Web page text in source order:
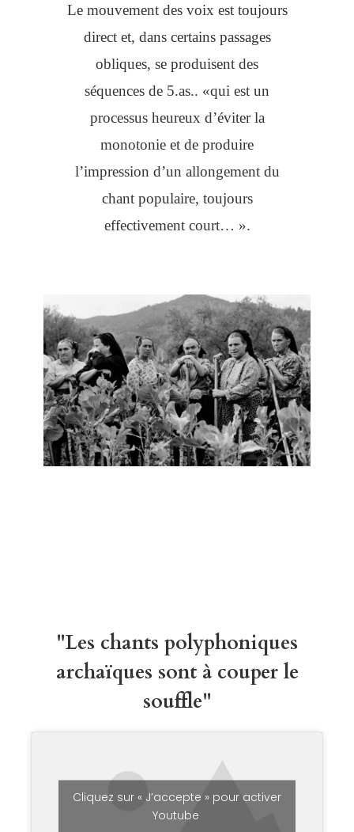
Le mouvement des voix est toujours
direct et, dans certains passages
obliques, se produisent des
séquences de 5.as.. «qui est un
processus heureux d’éviter la
monotonie et de produire
l’impression d’un allongement du
chant populaire, toujours
effectivement court… ».
"Les chants polyphoniques
archaïques sont à couper le
souffle"
Cliquez sur « J’accepte » pour activer
Youtube